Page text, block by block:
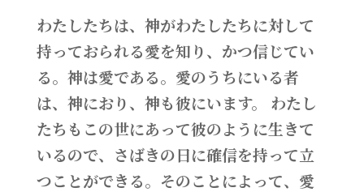
わたしたちは、神がわたしたちに対して
持っておられる愛を知り、かつ信じてい
る。神は愛である。愛のうちにいる者
は、神におり、神も彼にいます。 わたし
たちもこの世にあって彼のように生きて
いるので、さばきの日に確信を持って立
つことができる。そのことによって、愛